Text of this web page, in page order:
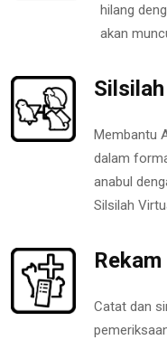
hilang
akan
Membantu
dalam
anabul
Silsilah
Catat dan